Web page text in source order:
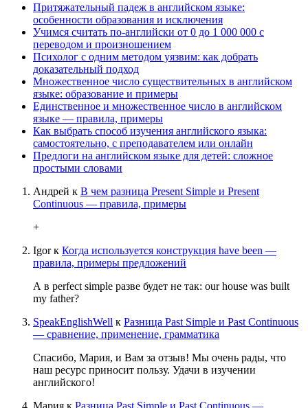
Притяжательный падеж в английском языке:
особенности образования и исключения
Учимся считать по-английски от 0 до 1 000 000 с
переводом и произношением
Психолог с одним методом уязвим: как добрать
доказательный подход
Множественное число существительных в английском
языке: образование и примеры
Единственное и множественное число в английском
языке — правила, примеры
Как выбрать способ изучения английского языка:
самостоятельно, с преподавателем или онлайн
Предлоги на английском языке для детей: сложное
простыми словами
Андрей к В чем разница Present Simple и Present
Continuous — правила, примеры
+
Igorк Когда используется конструкция have been —
правила, примеры предложений
А в perfect simple разве будет не так: our house was built
my father?
SpeakEnglishWell к Разница Past Simple и Past Continuous
— сравнение, применение, грамматика
Спасибо, Мария, и Вам за отзыв! Мы очень рады, что
наш ресурс приносит пользу. Удачи в изучении
английского!
Мария к Разница Past Simple и Past Continuous —